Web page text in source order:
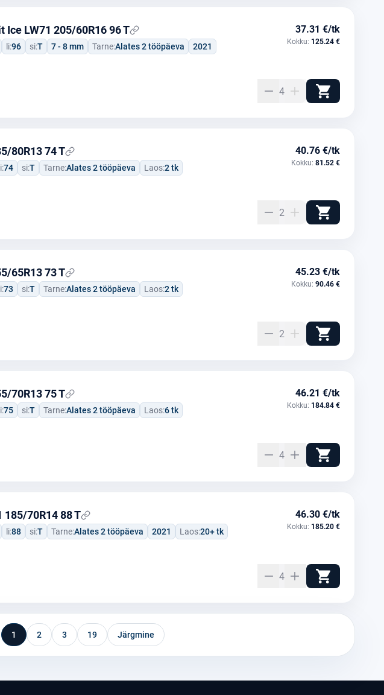
Ice LW71 205/60R16 96 T
li:96 si:T 7 - 8 mm Tarne:Alates 2 tööpäeva
2021
37.31 €/tk
Kokku: 125.24 €
4
80R13 74 T
li:74 si:T Tarne:Alates 2 tööpäeva Laos:2 tk
40.76 €/tk
Kokku: 81.52 €
2
65R13 73 T
li:73 si:T Tarne:Alates 2 tööpäeva Laos:2 tk
45.23 €/tk
Kokku: 90.46 €
2
70R13 75 T
li:75 si:T Tarne:Alates 2 tööpäeva Laos:6 tk
46.21 €/tk
Kokku: 184.84 €
4
185/70R14 88 T
li:88 si:T Tarne:Alates 2 tööpäeva 2021 Laos:20+ tk
46.30 €/tk
Kokku: 185.20 €
4
1 2 3 19 Järgmine